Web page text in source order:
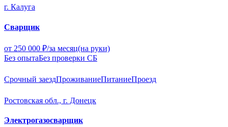
г. Калуга
Сварщик
от 250 000 ₽/за месяц(на руки)
Без опытаБез проверки СБ
Срочный заездПроживаниеПитаниеПроезд
Ростовская обл., г. Донецк
Электрогазосварщик